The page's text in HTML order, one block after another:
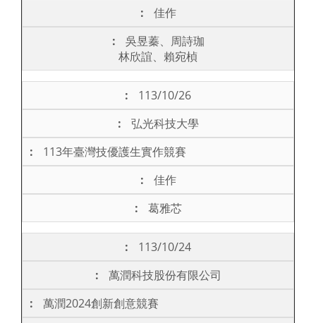
佳作
吳昱蓁、周詩珈
林欣誼、賴宛楨
113/10/26
弘光科技大學
113年臺灣技優護生實作競賽
佳作
葛雅芯
113/10/24
萬潤科技股份有限公司
萬潤2024創新創意競賽